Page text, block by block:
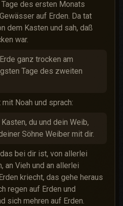
des ersten Monats
auf Erden. Da tat
dem Kasten und sah, daß
war.
ganz trocken am
Tage des zweiten
Noah und sprach:
du und dein Weib,
Söhne Weiber mit dir.
bei dir ist, von allerlei
an Vieh und an allerlei
kriecht, das gehe heraus
regen auf Erden und
sich mehren auf Erden.